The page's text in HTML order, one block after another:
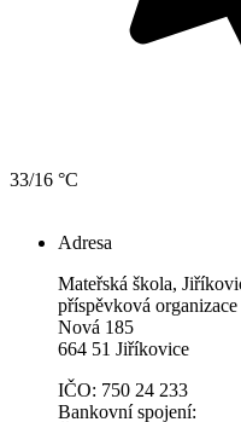
33/16 °C
Adresa
Mateřská škola,
příspěvková organizace
Nová 185
664 51 Jiříkovice
IČO: 750 24 233
Bankovní spojení: